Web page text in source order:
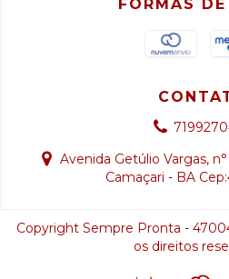
FORMAS
Avenida Getúlio Vargas,
Camaçari - BA
Copyright Sempre Pronta -
os direitos